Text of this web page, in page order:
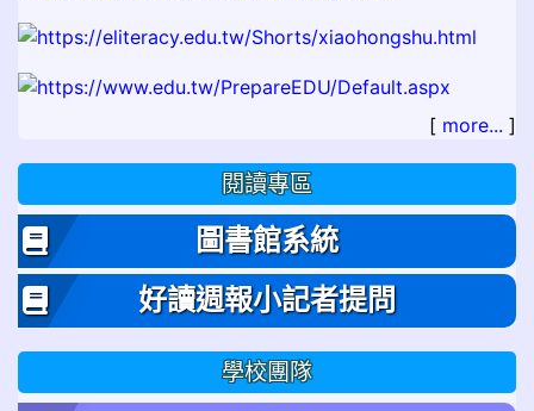
[ more... ]
閱讀專區
圖書館系統
好讀週報小記者提問
學校團隊